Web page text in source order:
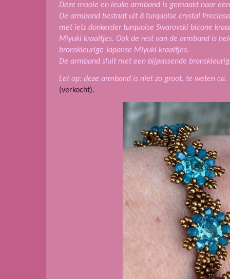
Deze mooie en leuke armband is gemaakt naar
De armband bestaat uit 8 turquoise crystal
met iets donkerder turquoise Swarovski bicone
Miyuki kraaltjes. Ook de rest van de armband is
bronskleurige Japanse Miyuki kraaltjes.
De armband sluit met een bijpassende
Let op: deze armband is niet zo groot, te weten
(verkocht).